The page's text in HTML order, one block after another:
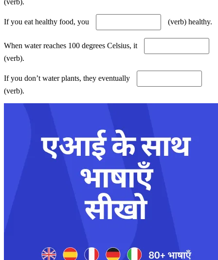
If you eat healthy food, you (verb) healthy.
When water reaches 100 degrees Celsius, it
(verb).
If you don’t water plants, they eventually
(verb).